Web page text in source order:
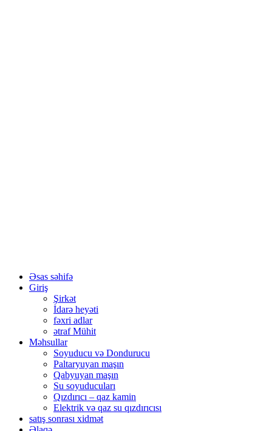
Əsas səhifə
Giriş
Şirkət
İdarə heyəti
fəxri adlar
ətraf Mühit
Məhsullar
Soyuducu və Dondurucu
Paltaryuyan maşın
Qabyuyan maşın
Su soyuducuları
Qızdırıcı – qaz kamin
Elektrik və qaz su qızdırıcısı
satış sonrası xidmət